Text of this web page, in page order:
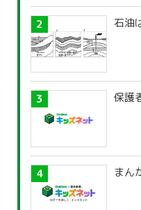
石油
保護
まん